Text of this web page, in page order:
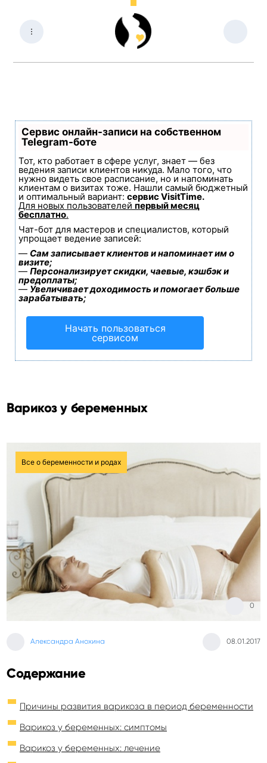
Сервис онлайн-записи на собственном
Telegram-боте
Тот, кто работает в сфере услуг, знает — без
ведения записи клиентов никуда. Мало того, что
нужно видеть свое расписание, но и напоминать
клиентам о визитах тоже. Нашли самый бюджетный
и оптимальный вариант: сервис VisitTime.
Для новых пользователей первый месяц
бесплатно.
Чат-бот для мастеров и специалистов, который
упрощает ведение записей:
— Сам записывает клиентов и напоминает им о
визите;
— Персонализирует скидки, чаевые, кэшбэк и
предоплаты;
— Увеличивает доходимость и помогает больше
зарабатывать;
Начать пользоваться
сервисом
Варикоз у беременных
Все о беременности и родах
Александра Анохина 08.01.2017
0
Содержание
Причины развития варикоза в период беременности
Варикоз у беременных: симптомы
Варикоз у беременных: лечение